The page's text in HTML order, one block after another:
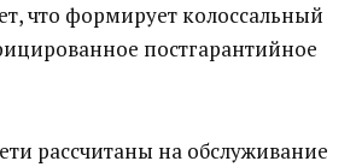
что формирует колоссальный
постгарантийное
рассчитаны на обслуживание